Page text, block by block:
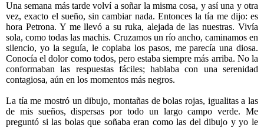
Una semana más tarde volví a soñar la misma cosa, y así una y otra
vez, exacto el sueño, sin cambiar nada. Entonces la tía me dijo: es
hora Petrona. Y me llevó a su ruka, alejada de las nuestras. Vivía
sola, como todas las machis. Cruzamos un río ancho, caminamos en
silencio, yo la seguía, le copiaba los pasos, me parecía una diosa.
Conocía el dolor como todos, pero estaba siempre más arriba. No la
conformaban las respuestas fáciles; hablaba con una serenidad
contagiosa, aún en los momentos más negros.
La tía me mostró un dibujo, montañas de bolas rojas, igualitas a las
de mis sueños, dispersas por todo un largo campo verde. Me
preguntó si las bolas que soñaba eran como las del dibujo y yo le